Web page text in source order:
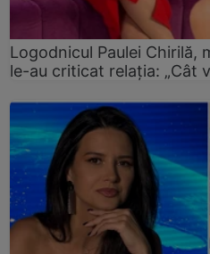
Logodnicul Paulei Chirilă,
le-au criticat relația: „Cât